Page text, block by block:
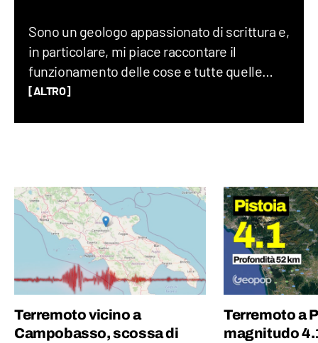
Sono un geologo appassionato di scrittura e,
in particolare, mi piace raccontare il
funzionamento delle cose e tutte quelle
storie assurde (ma vere) che accadono nel
guardare film, andare ai concerti e
collezionare dischi in vinile.
[ALTRO]
Terremoto vicino a
Campobasso, scossa di
Terremoto a
magnitudo